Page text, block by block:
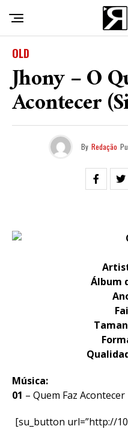
OLD
Jhony – O
Acontecer
By Redação
Álbum
Música:
01 – Quem Faz Acontecer
[su_button url=”http://